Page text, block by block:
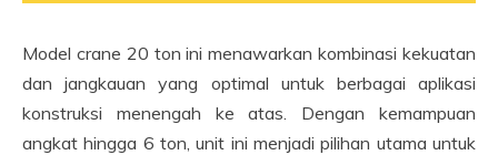
Model crane 20 ton ini menawarkan kombinasi kekuatan
dan jangkauan yang optimal untuk berbagai aplikasi
konstruksi menengah ke atas. Dengan kemampuan
angkat hingga 6 ton, unit ini menjadi pilihan utama untuk